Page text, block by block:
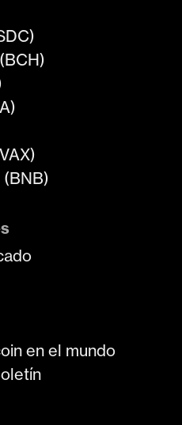
(BNB)
en el mundo